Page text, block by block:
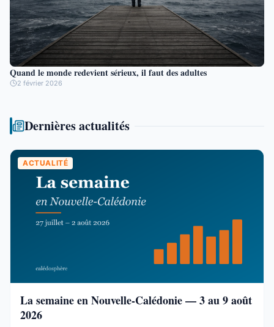
Quand le monde redevient sérieux, il faut des adultes
2 février 2026
Dernières actualités
ACTUALITÉ
La semaine en Nouvelle-Calédonie — 3 au 9 août
2026